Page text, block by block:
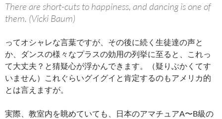
There are short-cuts to happiness, and dancing is one of
them. (Vicki Baum)
ってオシャレな言葉ですが、その後に続く生徒達の声と
か、ダンスの様々なプラスの効用の列挙に至ると、これっ
て大丈夫？と猜疑心が浮かんできます。（疑りぶかくてす
いません）これぐらいグイグイと肯定するのもアメリカ的
とは言えますが。
実際、教室内を眺めていても、日本のアマチュアA〜B級の